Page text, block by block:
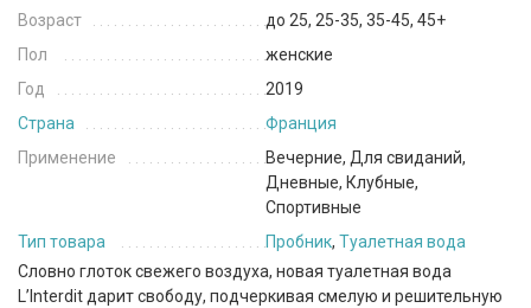
Возраст
до 25, 25-35, 35-45, 45+
Пол
женские
Год
2019
Страна
Франция
Применение
Вечерние, Для свиданий,
Дневные, Клубные,
Спортивные
Тип товара
Пробник, Туалетная вода
Словно глоток свежего воздуха, новая туалетная вода
L’Interdit дарит свободу, подчеркивая смелую и решительную